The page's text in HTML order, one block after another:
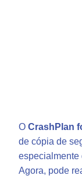
O CrashPlan
de cópia de
especialmente
Agora, pode